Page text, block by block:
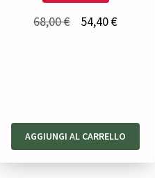
68,00€ 54,40€Il
AGGIUNGI AL CARRELLO